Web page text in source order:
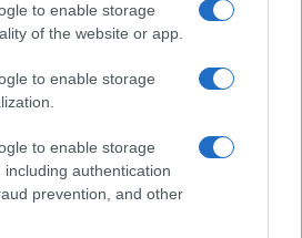
to enable storage
of the website or app.
to enable storage
to enable storage
including authentication
prevention, and other